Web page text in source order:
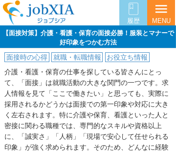
履歴
menu
MENU
【面接対策】介護・看護・保育の面接必勝！服装とマナーで
好印象をつかむ方法
面接時の心得 就職・転職情報
お役立ち情報
介護・看護・保育の仕事を探している皆さんにとっ
て、「面接」は就職活動の大きな関門の一つです。求
人情報を見て「ここで働きたい」と思っても、実際に
採用されるかどうかは面接での第一印象や対応に大き
く左右されます。特に介護や保育、看護といった人と
密接に関わる職種では、専門的なスキルや資格以上
に、「誠実さ」「人柄」「現場で安心して任せられる
印象」が強く求められます。そのため、どんなに経験